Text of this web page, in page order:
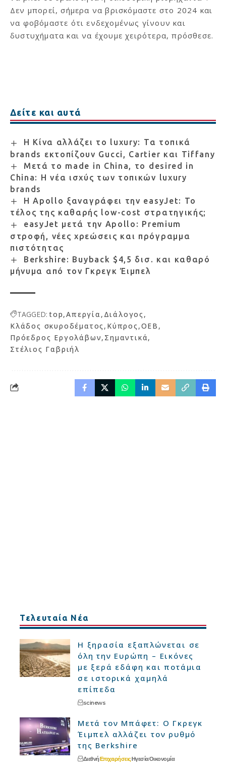
Δεν μπορεί, σήμερα να βρισκόμαστε στο 2024 και
να φοβόμαστε ότι ενδεχομένως γίνουν και
δυστυχήματα και να έχουμε χειρότερα, πρόσθεσε.
Δείτε και αυτά
Η Κίνα αλλάζει το luxury: Τα τοπικά
brands εκτοπίζουν Gucci, Cartier και Tiffany
Μετά το made in China, το desired in
China: Η νέα ισχύς των τοπικών luxury
brands
Η Apollo ξαναγράφει την easyJet: Το
τέλος της καθαρής low-cost στρατηγικής;
easyJet μετά την Apollo: Premium
στροφή, νέες χρεώσεις και πρόγραμμα
πιστότητας
Berkshire: Buyback $4,5 δισ. και καθαρό
μήνυμα από τον Γκρεγκ Έιμπελ
TAGGED: top Απεργία Διάλογος
Κλάδος σκυροδέματος Κύπρος ΟΕΒ
Πρόεδρος Εργολάβων Σημαντικά
Στέλιος Γαβριήλ
Τελευταία Νέα
Η ξηρασία εξαπλώνεται σε
όλη την Ευρώπη – Εικόνες
με ξερά εδάφη και ποτάμια
σε ιστορικά χαμηλά
επίπεδα
scinews
Μετά τον Μπάφετ: Ο Γκρεγκ
Έιμπελ αλλάζει τον ρυθμό
της Berkshire
ΔιεθνήΕπιχειρήσειςΗγεσίαΟικονομία